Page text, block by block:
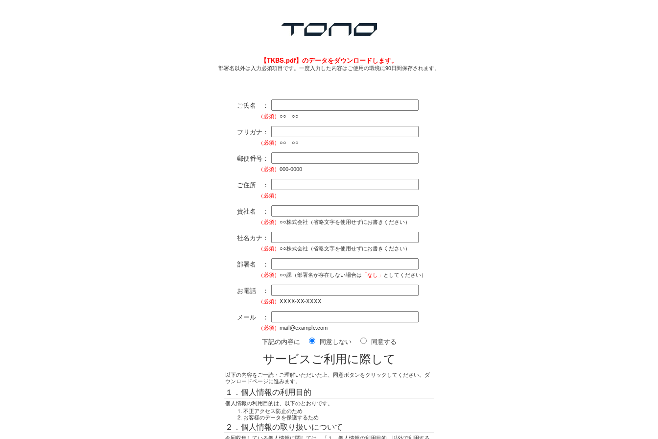
【TKBS.pdf】のデータをダウンロードします。
部署名以外は入力必須項目です。一度入力した内容はご使用の環境に90日間保存されます。
ご氏名 ：
（必須） ○○ ○○
フリガナ：
（必須） ○○ ○○
郵便番号：
（必須） 000-0000
ご住所 ：
（必須）
貴社名 ：
（必須） ○○株式会社（省略文字を使用せずにお書きください）
社名カナ：
（必須） ○○株式会社（省略文字を使用せずにお書きください）
部署名 ：
（必須） ○○課（部署名が存在しない場合は 「なし」 としてください）
お電話 ：
（必須） XXXX-XX-XXXX
メール ：
（必須） mail@example.com
下記の内容に 同意しない 同意する
サービスご利用に際して
以下の内容をご一読・ご理解いただいた上、同意ボタンをクリックしてください。ダ
ウンロードページに進みます。
１．個人情報の利用目的
個人情報の利用目的は、以下のとおりです。
不正アクセス防止のため
お客様のデータを保護するため
２．個人情報の取り扱いについて